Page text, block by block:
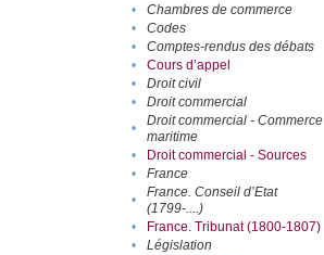
•
Chambres de commerce
•
Codes
•
Comptes-rendus des débats
•
Cours d’appel
•
Droit civil
•
Droit commercial
•
Droit commercial - Commerce
maritime
• Droit commercial - Sources
•
France
•
France. Conseil d’Etat
(1799-....)
• France. Tribunat (1800-1807)
•
Législation